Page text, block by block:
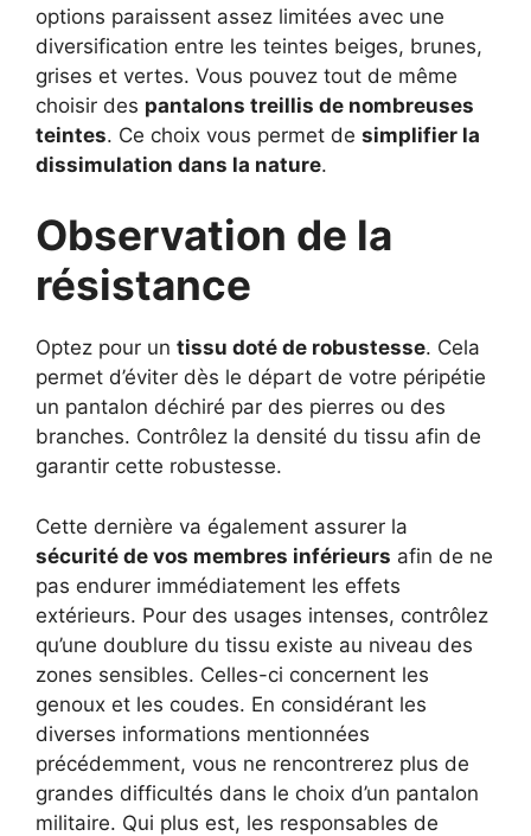
options paraissent assez limitées avec une
diversification entre les teintes beiges, brunes,
grises et vertes. Vous pouvez tout de même
choisir des pantalons treillis de nombreuses
teintes. Ce choix vous permet de simplifier la
dissimulation dans la nature.
Observation de la
résistance
Optez pour un tissu doté de robustesse. Cela
permet d’éviter dès le départ de votre péripétie
un pantalon déchiré par des pierres ou des
branches. Contrôlez la densité du tissu afin de
garantir cette robustesse.
Cette dernière va également assurer la
sécurité de vos membres inférieurs afin de ne
pas endurer immédiatement les effets
extérieurs. Pour des usages intenses, contrôlez
qu’une doublure du tissu existe au niveau des
zones sensibles. Celles-ci concernent les
genoux et les coudes. En considérant les
diverses informations mentionnées
précédemment, vous ne rencontrerez plus de
grandes difficultés dans le choix d’un pantalon
militaire. Qui plus est, les responsables de